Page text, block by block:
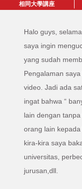
相同大學講座
Halo guys,
saya ingin
yang sudah
Pengalaman
video. Jadi ada
ingat bahwa “
lain dengan
orang lain
kira-kira saya
universitas,
jurusan,dll.